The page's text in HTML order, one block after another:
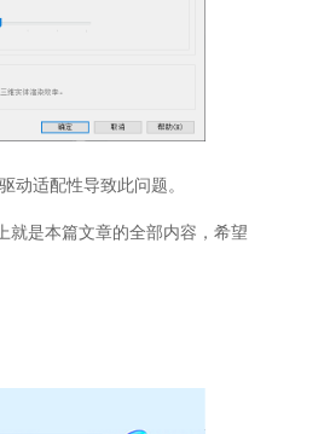
动适配性导致此问题。
就是本篇文章的全部内容，希望